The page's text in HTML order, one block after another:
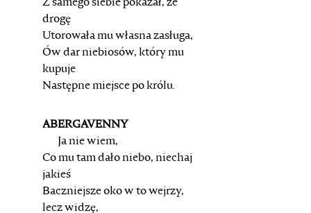
Z samego siebie pokazał, że
drogę
Utorowała mu własna zasługa,
Ów dar niebiosów, który mu
kupuje
Następne miejsce po królu.
ABERGAVENNY
Ja nie wiem,
Co mu tam dało niebo, niechaj
jakieś
Baczniejsze oko w to wejrzy,
lecz widzę,